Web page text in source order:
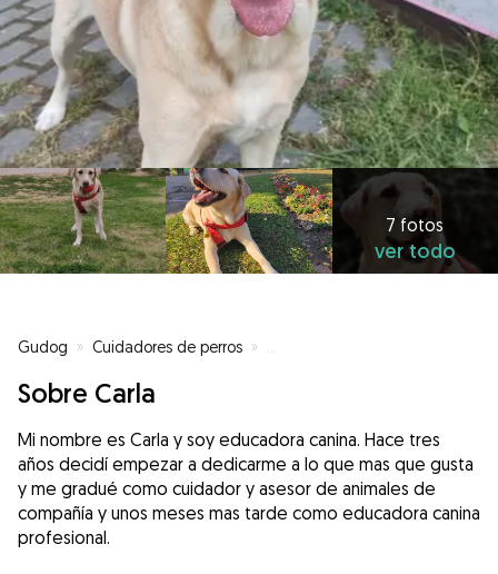
7 fotos
ver todo
Gudog » Cuidadores de perros »
Sobre Carla
Mi nombre es Carla y soy educadora canina. Hace tres
años decidí empezar a dedicarme a lo que mas que gusta
y me gradué como cuidador y asesor de animales de
compañía y unos meses mas tarde como educadora canina
profesional.